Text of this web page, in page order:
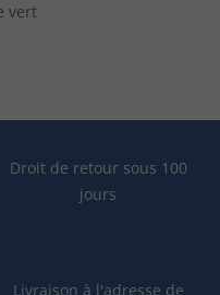
vert
Droit de retour sous 100
jours
Livraison à l'adresse de